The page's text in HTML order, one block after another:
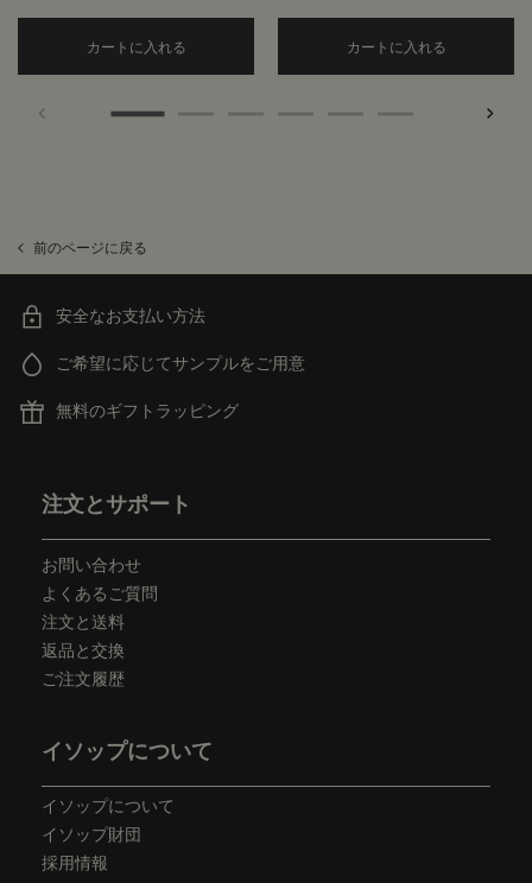
カートに入れる Add the パセリ フェイシャル ハイドレーテ
カートに入れる
前のページに戻る
安全なお支払い方法
ご希望に応じてサンプルをご用意
無料のギフトラッピング
注文とサポート
お問い合わせ
よくあるご質問
注文と送料
返品と交換
ご注文履歴
イソップについて
イソップについて
イソップ財団
採用情報